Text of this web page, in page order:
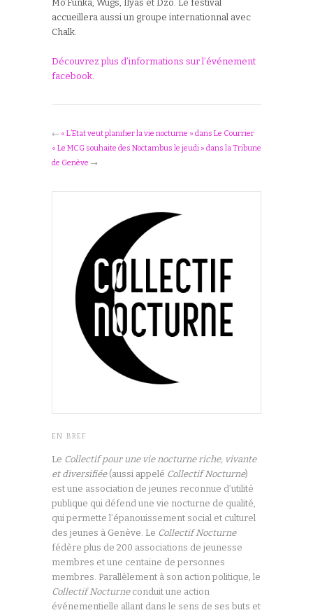
Mo’Funka, Wugs, Ilyas et Dzo. Le festival
accueillera aussi un groupe internationnal avec
Chalk.
Découvrez plus d’informations sur l’événement
facebook.
← « L’Etat veut planifier la vie nocturne » dans Le Courrier
« Le MCG souhaite des Noctambus le jeudi » dans la Tribune
de Genève →
EN BREF
Le Collectif pour une vie nocturne riche, vivante
et diversifiée (aussi appelé Collectif Nocturne)
est une association de jeunes reconnue d’utilité
publique qui défend une vie nocturne de qualité,
qui permette l’épanouissement social et culturel
des jeunes à Genève. Le Collectif Nocturne
fédère plus de 200 associations de jeunesse
membres et une centaine de personnes
membres. Parallèlement à son action politique, le
Collectif Nocturneconduit une action
événementielle allant dans le sens de ses buts et